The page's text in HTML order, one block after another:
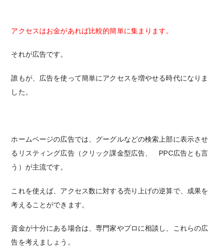
アクセスはお金があれば比較的簡単に集まります。
それが広告です。
誰もが、広告を使って簡単にアクセスを増やせる時代になりま
した。
ホームページの広告では、グーグルなどの検索上部に表示させ
るリスティング広告（クリック課金型広告、 PPC広告とも言
う）が主流です。
これを使えば、アクセス数に対する売り上げの逆算で、成果を
考えることができます。
資金が十分にある場合は、専門家やプロに相談し、これらの広
告を考えましょう。